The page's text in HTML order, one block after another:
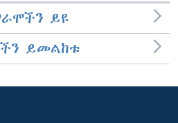
ይዩ
ይመልከቱ